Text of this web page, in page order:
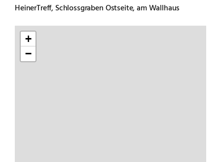
HeinerTreff, Schlossgraben Ostseite, am Wallhaus
+
−